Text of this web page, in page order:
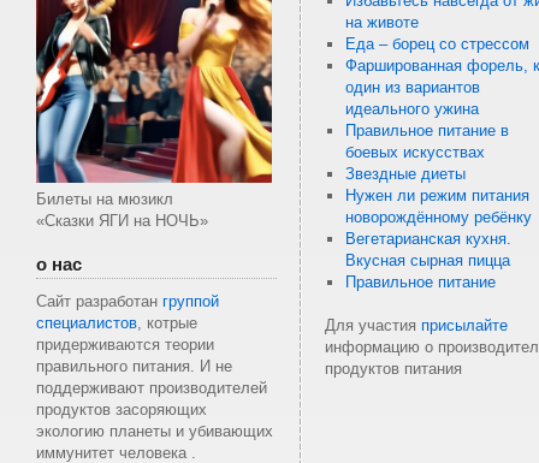
Билеты на мюзикл
«Сказки ЯГИ на НОЧЬ»
о нас
Сайт разработан группой
специалистов, котрые
придерживаются теории
правильного питания. И не
поддерживают производителей
продуктов засоряющих
экологию планеты и убивающих
иммунитет человека .
на животе
Еда – борец со стрессом
Фаршированная форель,
один из вариантов
идеального ужина
Правильное питание в
боевых искусствах
Звездные диеты
Нужен ли режим питания
новорождённому ребёнку
Вегетарианская кухня.
Вкусная сырная пицца
Правильное питание
Для участия присылайте
информацию о
продуктов питания